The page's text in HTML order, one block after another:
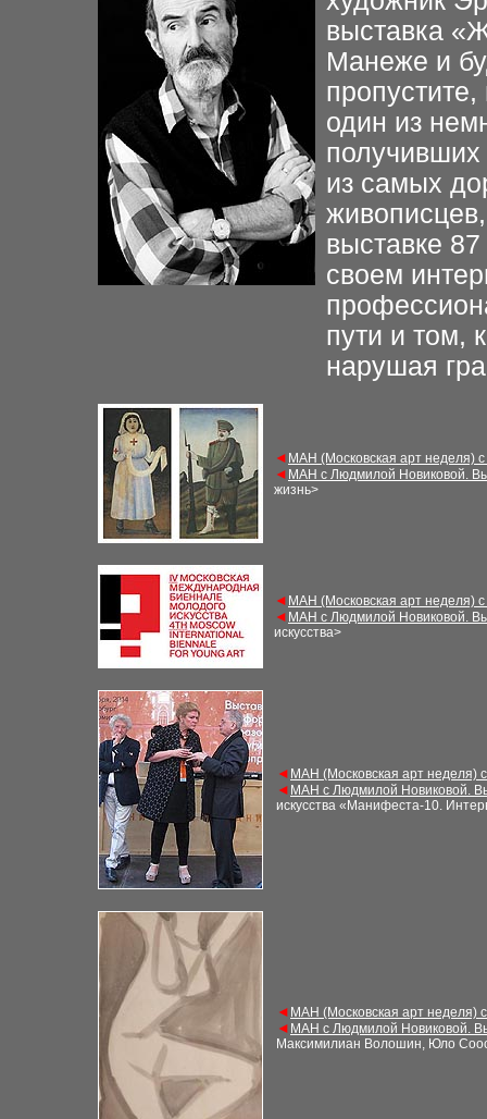
выставка
Манеже и
один из
из самых
выставке
своем
пути и том,
нарушая
◄ МАН (Московская арт неделя)
◄ МАН с Людмилой Новиковой.
жизнь>
◄ МАН (Московская арт неделя)
◄ МАН с Людмилой Новиковой.
искусства>
◄ МАН (Московская арт неделя)
◄ МАН с Людмилой Новиковой.
искусства «Манифеста-10.
◄ МАН (Московская арт неделя)
◄ МАН с Людмилой Новиковой.
Максимилиан Волошин, Юло